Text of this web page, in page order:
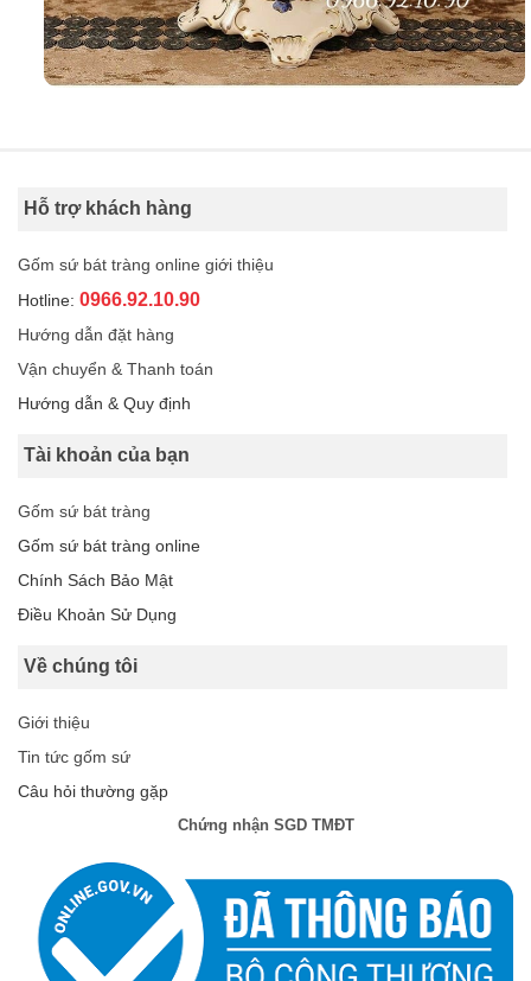
Hỗ trợ khách hàng
Gốm sứ bát tràng online giới thiệu
Hotline: 0966.92.10.90
Hướng dẫn đặt hàng
Vận chuyển & Thanh toán
Hướng dẫn & Quy định
Tài khoản của bạn
Gốm sứ bát tràng
Gốm sứ bát tràng online
Chính Sách Bảo Mật
Điều Khoản Sử Dụng
Về chúng tôi
Giới thiệu
Tin tức gốm sứ
Câu hỏi thường gặp
Chứng nhận SGD TMĐT